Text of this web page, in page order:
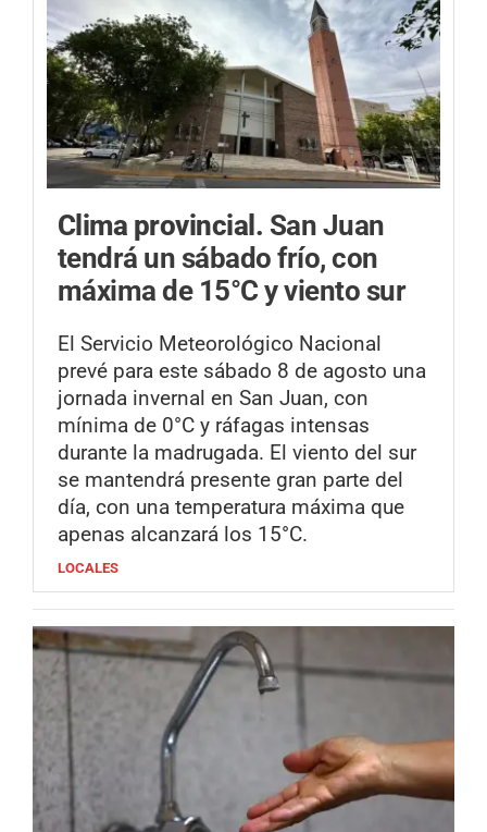
Clima provincial. San Juan
tendrá un sábado frío, con
máxima de 15°C y viento sur
El Servicio Meteorológico Nacional
prevé para este sábado 8 de agosto una
jornada invernal en San Juan, con
mínima de 0°C y ráfagas intensas
durante la madrugada. El viento del sur
se mantendrá presente gran parte del
día, con una temperatura máxima que
apenas alcanzará los 15°C.
LOCALES